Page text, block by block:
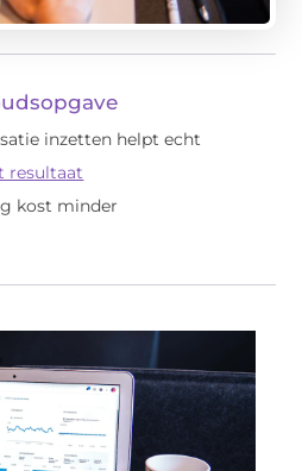
inzetten helpt echt
resultaat
kost minder